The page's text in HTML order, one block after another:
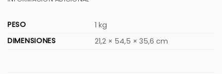
PESO
1 kg
DIMENSIONES
21,2 × 54,5 × 35,6 cm